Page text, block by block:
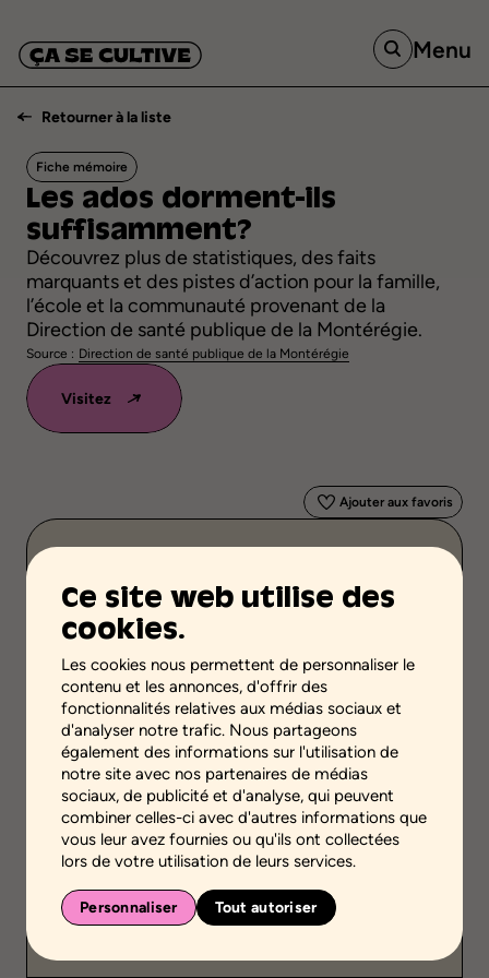
Ce site web utilise des
cookies.
Les cookies nous permettent de personnaliser le
contenu et les annonces, d'offrir des
fonctionnalités relatives aux médias sociaux et
d'analyser notre trafic. Nous partageons
également des informations sur l'utilisation de
notre site avec nos partenaires de médias
sociaux, de publicité et d'analyse, qui peuvent
combiner celles-ci avec d'autres informations que
vous leur avez fournies ou qu'ils ont collectées
lors de votre utilisation de leurs services.
Personnaliser Tout autoriser
Menu
Retourner à la liste
Fiche mémoire
Les ados dorment-ils
suffisamment?
Découvrez plus de statistiques, des faits
marquants et des pistes d’action pour la famille,
l’école et la communauté provenant de la
Direction de santé publique de la Montérégie.
Source : Direction de santé publique de la Montérégie
Visitez
Ajouter aux favoris
Savoirs scientifiques
Étape de la démarche
Niveaux scolaires
Secondaire
Environnement
Environnement scolaire
Environnement communautaire
Public
-
Durée